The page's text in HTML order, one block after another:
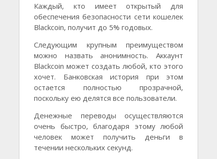
Каждый, кто имеет открытый для
обеспечения безопасности сети кошелек
Blackcoin, получит до 5% годовых.
Следующим крупным преимуществом
можно назвать анонимность. Аккаунт
Blackcoin может создать любой, кто этого
хочет. Банковская история при этом
остается полностью прозрачной,
поскольку ею делятся все пользователи.
Денежные переводы осуществляются
очень быстро, благодаря этому любой
человек может получить деньги в
течении нескольких секунд.